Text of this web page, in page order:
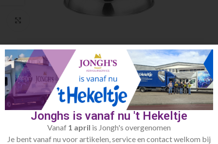
Home Buffetartikelen Schalen / kommen
Rvs bowlscvhaal 34cm Ø
€4.10
incl.afwaskosten
Toevoegen aan verlanglijst
Jonghs is vanaf nu 't Hekeltje
Vanaf 1 april is Jongh's overgenomen
Je bent vanaf nu voor artikelen, service en contact welkom bij